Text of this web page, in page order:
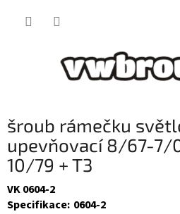
šroub rámečku
upevňovací 8/67-7/
10/79 + T3
VK 0604-2
Specifikace: 0604-2